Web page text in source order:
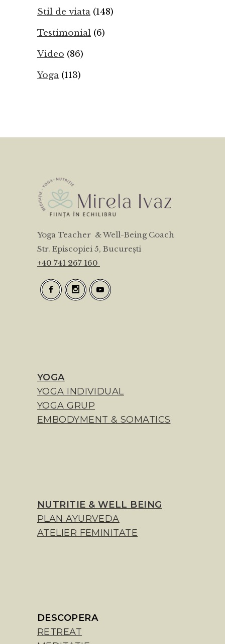
Stil de viata (148)
Testimonial (6)
Video (86)
Yoga (113)
Yoga Teacher & Well-Being Coach
Str. Episcopiei 5, București
+40 741 267 160
YOGA
YOGA INDIVIDUAL
YOGA GRUP
EMBODYMENT & SOMATICS
NUTRITIE & WELL BEING
PLAN AYURVEDA
ATELIER FEMINITATE
DESCOPERA
RETREAT